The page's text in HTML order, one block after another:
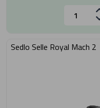
Sedlo Selle Royal Mach 2